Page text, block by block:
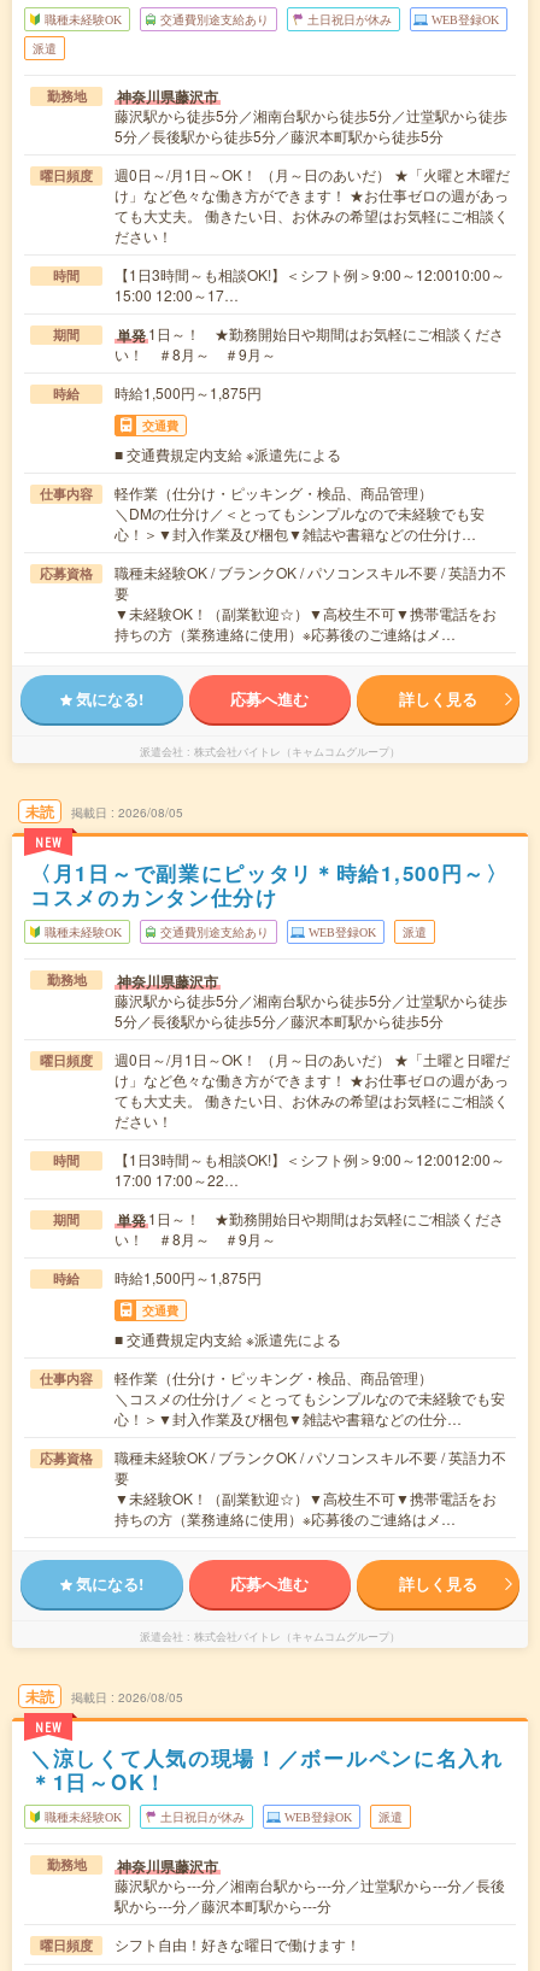
職種未経験OK 交通費別途支給あり 土日祝日が休み WEB登録OK
派遣
勤務地 神奈川県藤沢市
藤沢駅から徒歩5分／湘南台駅から徒歩5分／辻堂駅から徒歩
5分／長後駅から徒歩5分／藤沢本町駅から徒歩5分
曜日頻度
週0日～/月1日～OK！ （月～日のあいだ） ★「火曜と木曜だ
け」など色々な働き方ができます！ ★お仕事ゼロの週があっ
ても大丈夫。 働きたい日、お休みの希望はお気軽にご相談く
ださい！
時間
【1日3時間～も相談OK!】＜シフト例＞9:00～12:0010:00～
15:00 12:00～17…
期間 単発1日～！ ★勤務開始日や期間はお気軽にご相談くださ
い！ ＃8月～ ＃9月～
時給 時給1,500円～1,875円
交通費
■ 交通費規定内支給 ※派遣先による
仕事内容
軽作業（仕分け・ピッキング・検品、商品管理）
＼DMの仕分け／＜とってもシンプルなので未経験でも安
心！＞▼封入作業及び梱包▼雑誌や書籍などの仕分け…
応募資格
職種未経験OK / ブランクOK / パソコンスキル不要 / 英語力不
要
▼未経験OK！（副業歓迎☆）▼高校生不可▼携帯電話をお
持ちの方（業務連絡に使用）※応募後のご連絡はメ…
気になる! 応募へ進む 詳しく見る
派遣会社 株式会社バイトレ（キャムコムグループ）
未読
NEW
掲載日 2026/08/05
〈月1日～で副業にピッタリ＊時給1,500円～〉
コスメのカンタン仕分け
職種未経験OK 交通費別途支給あり WEB登録OK 派遣
勤務地 神奈川県藤沢市
藤沢駅から徒歩5分／湘南台駅から徒歩5分／辻堂駅から徒歩
5分／長後駅から徒歩5分／藤沢本町駅から徒歩5分
曜日頻度
週0日～/月1日～OK！ （月～日のあいだ） ★「土曜と日曜だ
け」など色々な働き方ができます！ ★お仕事ゼロの週があっ
ても大丈夫。 働きたい日、お休みの希望はお気軽にご相談く
ださい！
時間
【1日3時間～も相談OK!】＜シフト例＞9:00～12:0012:00～
17:00 17:00～22…
期間 単発1日～！ ★勤務開始日や期間はお気軽にご相談くださ
い！ ＃8月～ ＃9月～
時給 時給1,500円～1,875円
交通費
■ 交通費規定内支給 ※派遣先による
仕事内容
軽作業（仕分け・ピッキング・検品、商品管理）
＼コスメの仕分け／＜とってもシンプルなので未経験でも安
心！＞▼封入作業及び梱包▼雑誌や書籍などの仕分…
応募資格
職種未経験OK / ブランクOK / パソコンスキル不要 / 英語力不
要
▼未経験OK！（副業歓迎☆）▼高校生不可▼携帯電話をお
持ちの方（業務連絡に使用）※応募後のご連絡はメ…
気になる! 応募へ進む 詳しく見る
派遣会社 株式会社バイトレ（キャムコムグループ）
未読
NEW
掲載日 2026/08/05
＼涼しくて人気の現場！／ボールペンに名入れ
＊1日～OK！
職種未経験OK 土日祝日が休み WEB登録OK 派遣
勤務地 神奈川県藤沢市
藤沢駅から---分／湘南台駅から---分／辻堂駅から---分／長後
駅から---分／藤沢本町駅から---分
曜日頻度 シフト自由！好きな曜日で働けます！